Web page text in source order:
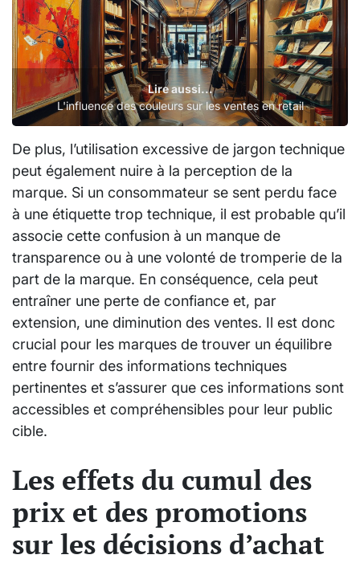
Lire aussi...
L'influence des couleurs sur les ventes en retail
De plus, l’utilisation excessive de jargon technique
peut également nuire à la perception de la
marque. Si un consommateur se sent perdu face
à une étiquette trop technique, il est probable qu’il
associe cette confusion à un manque de
transparence ou à une volonté de tromperie de la
part de la marque. En conséquence, cela peut
entraîner une perte de confiance et, par
extension, une diminution des ventes. Il est donc
crucial pour les marques de trouver un équilibre
entre fournir des informations techniques
pertinentes et s’assurer que ces informations sont
accessibles et compréhensibles pour leur public
cible.
Les effets du cumul des
prix et des promotions
sur les décisions d’achat